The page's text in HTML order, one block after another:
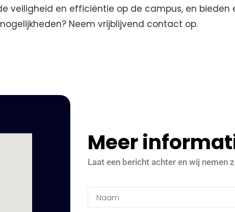
veiligheid en efficiëntie op de campus, en bieden
Neem vrijblijvend contact op.
Meer
Laat een bericht achter en wij nemen